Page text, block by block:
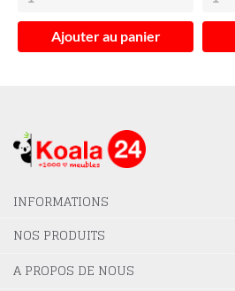
Ajouter au panier
INFORMATIONS
NOS PRODUITS
A PROPOS DE NOUS